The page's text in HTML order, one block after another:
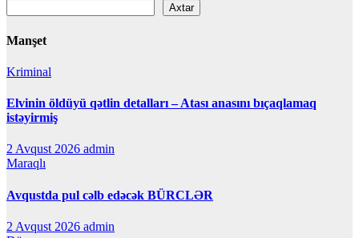
Axtar
Manşet
Kriminal
Elvinin öldüyü qətlin detalları – Atası anasını bıçaqlamaq
istəyirmiş
2 Avqust 2026 admin
Maraqlı
Avqustda pul cəlb edəcək BÜRCLƏR
2 Avqust 2026 admin